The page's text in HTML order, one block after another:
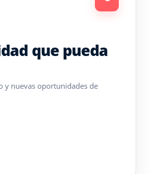
que pueda
y nuevas oportunidades de